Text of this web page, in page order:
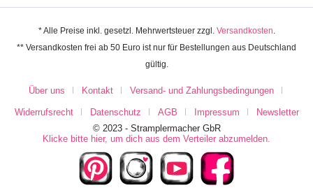
* Alle Preise inkl. gesetzl. Mehrwertsteuer zzgl. Versandkosten.
** Versandkosten frei ab 50 Euro ist nur für Bestellungen aus Deutschland
gültig.
Über uns Kontakt Versand- und Zahlungsbedingungen
Widerrufsrecht Datenschutz AGB Impressum
Newsletter
© 2023 - Stramplermacher GbR
Klicke bitte hier, um dich aus dem Verteiler abzumelden.